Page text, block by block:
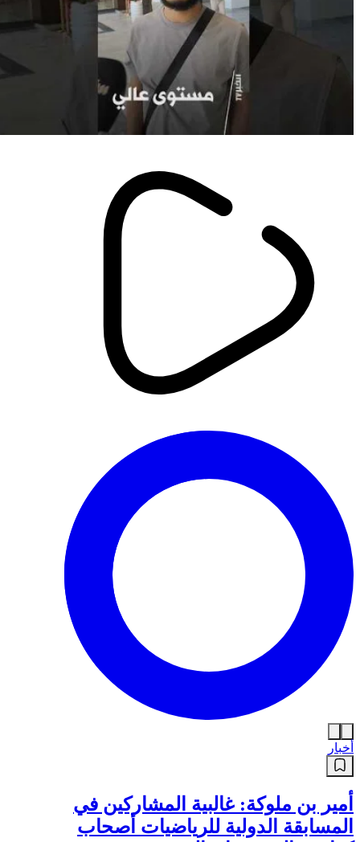
أخبار
أمير بن ملوكة: غالبية المشاركين في
المسابقة الدولية للرياضيات أصحاب